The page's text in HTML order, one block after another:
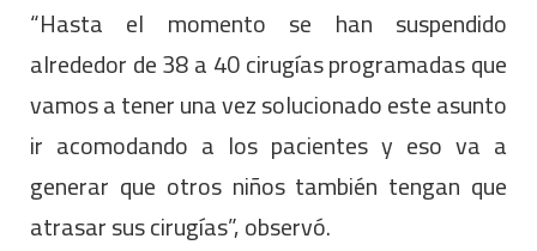
“Hasta el momento se han suspendido
alrededor de 38 a 40 cirugías programadas que
vamos a tener una vez solucionado este asunto
ir acomodando a los pacientes y eso va a
generar que otros niños también tengan que
atrasar sus cirugías”, observó.